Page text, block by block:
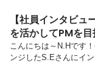
【社員インタビ
を活かしてPMを
こんにちは～N.Hです
ンジしたS.Eさんにイ